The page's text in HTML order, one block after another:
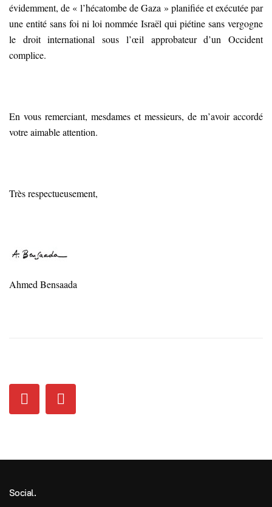
évidemment, de « l’hécatombe de Gaza » planifiée et exécutée par
une entité sans foi ni loi nommée Israël qui piétine sans vergogne
le droit international sous l’œil approbateur d’un Occident
complice.
En vous remerciant, mesdames et messieurs, de m’avoir accordé
votre aimable attention.
Très respectueusement,
Ahmed Bensaada
Social.